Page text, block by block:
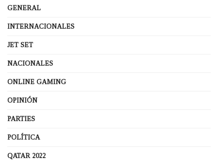
GENERAL
INTERNACIONALES
JET SET
NACIONALES
ONLINE GAMING
OPINIÓN
PARTIES
POLÍTICA
QATAR 2022